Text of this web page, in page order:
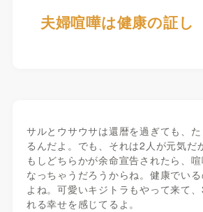
夫婦喧嘩は健康の証し
サルとウサウサは還暦を過ぎても、
るんだよ。でも、それは2人が元気だ
もしどちらかが余命宣告されたら、
なっちゃうだろうからね。健康でい
よね。可愛いキジトラもやって来て
れる幸せを感じてるよ。